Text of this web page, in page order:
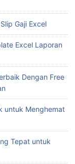
Gaji Excel
Excel Laporan
Dengan Free
untuk Menghemat
Tepat untuk